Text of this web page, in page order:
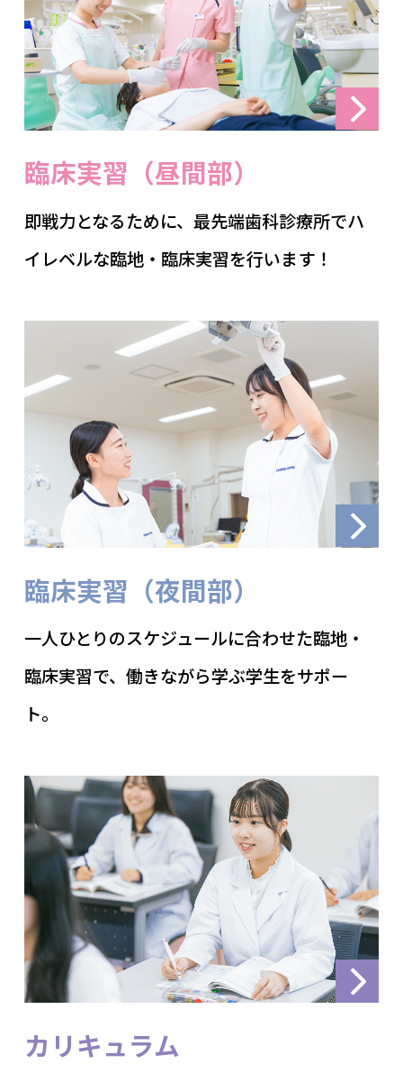
臨床実習（昼間部）
即戦力となるために、最先端歯科診療所でハ
イレベルな臨地・臨床実習を行います！
臨床実習（夜間部）
一人ひとりのスケジュールに合わせた臨地・
臨床実習で、働きながら学ぶ学生をサポー
ト。
カリキュラム